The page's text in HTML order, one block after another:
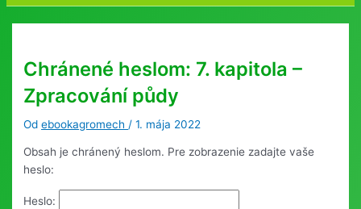
Chránené heslom: 7. kapitola –
Zpracování půdy
Od ebookagromech /1. mája 2022
Obsah je chránený heslom. Pre zobrazenie zadajte vaše
heslo:
Heslo: